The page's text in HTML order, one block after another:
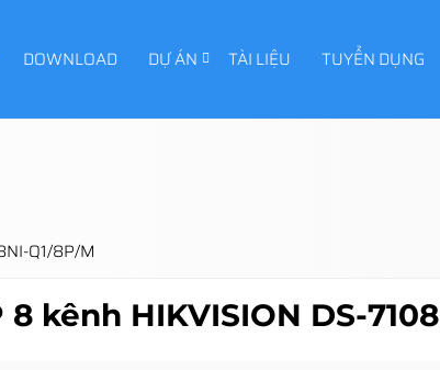
DOWNLOAD DỰ ÁN TÀI LIỆU TUYỂN DỤNG
Q1/8P/M
kênh HIKVISION DS-